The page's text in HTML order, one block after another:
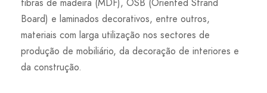
fibras de madeira (MDF), OSB (Oriented Strand
Board) e laminados decorativos, entre outros,
materiais com larga utilização nos sectores de
produção de mobiliário, da decoração de interiores e
da construção.